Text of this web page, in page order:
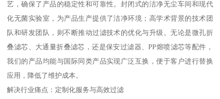
艺，确保了产品的稳定性和可靠性。封闭式的洁净无尘车间和现代
化无菌实验室，为产品生产提供了洁净环境；高学术背景的技术团
队和研发团队，则不断推动过滤技术的优化与升级。无论是微孔折
叠滤芯、大通量折叠滤芯，还是保安过滤器、PP熔喷滤芯等配件，
我们的产品均能与国际同类产品实现广泛互换，便于客户进行替换
应用，降低了维护成本。
解决行业痛点：定制化服务与高效过滤